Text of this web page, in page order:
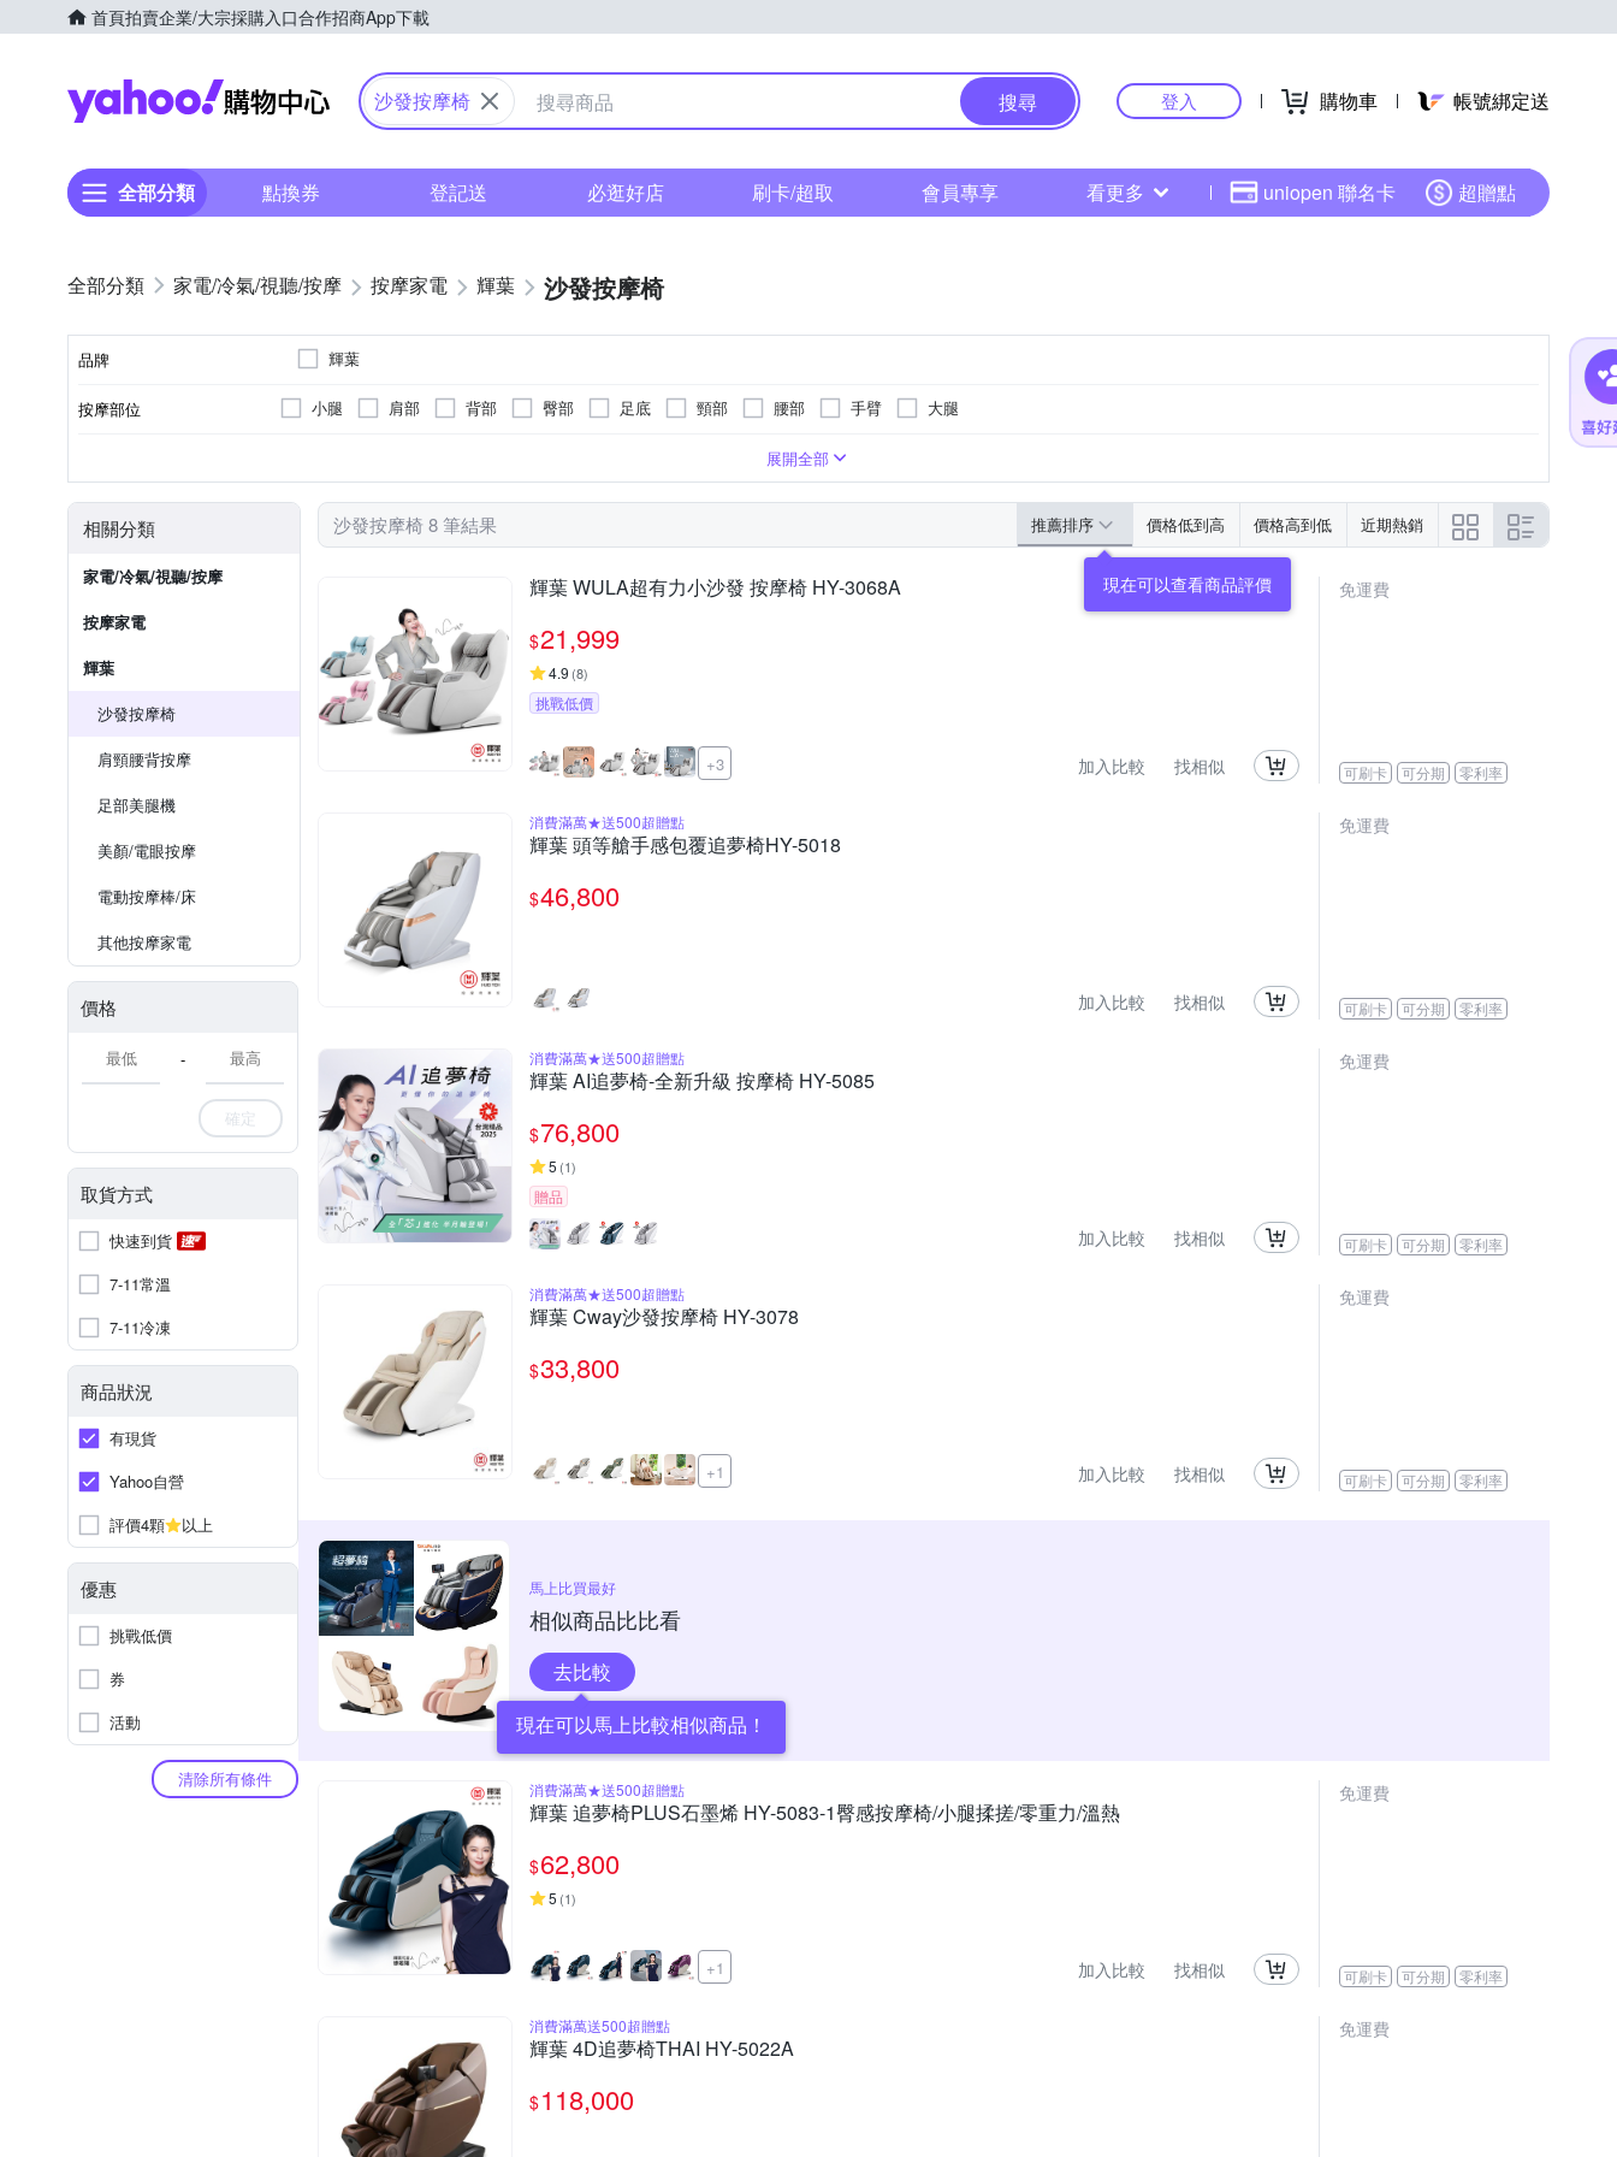
首頁拍賣企業/大宗採購入口合作招商App下載
Yahoo購物中心
沙發按摩椅 搜尋 登入 購物車 帳號綁定送
全部分類 點換券 登記送 必逛好店 刷卡/超取 會員專享 看更多 uniopen 聯名卡 超贈點
家電/冷氣/視聽/按摩 按摩家電 輝葉 沙發按摩椅
品牌 輝葉
按摩部位 小腿 肩部 背部 臀部 足底 頸部 腰部 手臂 大腿
展開全部
相關分類
家電/冷氣/視聽/按摩
按摩家電
輝葉
沙發按摩椅
肩頸腰背按摩
足部美腿機
美顏/電眼按摩
電動按摩棒/床
其他按摩家電
價格
-
確定
取貨方式
快速到貨
7-11常溫
7-11冷凍
商品狀況
有現貨
Yahoo自營
評價4顆
以上
優惠
挑戰低價
券
活動
清除所有條件
沙發按摩椅 8 筆結果 推薦排序 價格低到高 價格高到低 近期熱銷
現在可以查看商品評價
輝葉 WULA超有力小沙發 按摩椅 HY-3068A
$21,999
4.9 (8)
挑戰低價
+3 加入比較 找相似
免運費
可刷卡 可分期 零利率
消費滿萬★送500超贈點
輝葉 頭等艙手感包覆追夢椅HY-5018
$46,800
加入比較 找相似
免運費
可刷卡 可分期 零利率
消費滿萬★送500超贈點
輝葉 AI追夢椅-全新升級 按摩椅 HY-5085
$76,800
5 (1)
贈品
加入比較 找相似
免運費
可刷卡 可分期 零利率
消費滿萬★送500超贈點
輝葉 Cway沙發按摩椅 HY-3078
$33,800
+1 加入比較 找相似
免運費
可刷卡 可分期 零利率
馬上比買最好
相似商品比比看
去比較
現在可以馬上比較相似商品！
消費滿萬★送500超贈點
輝葉 追夢椅PLUS石墨烯 HY-5083-1臀感按摩椅/小腿揉搓/零重力/溫熱
$62,800
5 (1)
+1 加入比較 找相似
免運費
可刷卡 可分期 零利率
消費滿萬送500超贈點
輝葉 4D追夢椅THAI HY-5022A
$118,000
免運費